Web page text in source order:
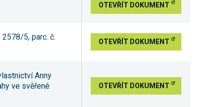
OTEVŘÍT DOKUMENT
5, parc. č.
OTEVŘÍT DOKUMENT
Anny
ve svěřené
OTEVŘÍT DOKUMENT